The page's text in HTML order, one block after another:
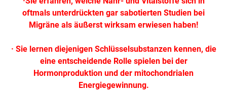
oftmals unterdrückten gar sabotierten Studien bei
Migräne als äußerst wirksam erwiesen haben!
· Sie lernen diejenigen Schlüsselsubstanzen kennen, die
eine entscheidende Rolle spielen bei der
Hormonproduktion und der mitochondrialen
Energiegewinnung.